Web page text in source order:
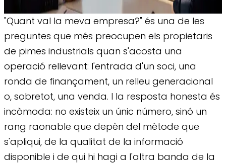
"Quant val la meva empresa?" és una de les
preguntes que més preocupen els propietaris
de pimes industrials quan s'acosta una
operació rellevant: l'entrada d'un soci, una
ronda de finançament, un relleu generacional
o, sobretot, una venda. I la resposta honesta és
incòmoda: no existeix un únic número, sinó un
rang raonable que depèn del mètode que
s'apliqui, de la qualitat de la informació
disponible i de qui hi hagi a l'altra banda de la